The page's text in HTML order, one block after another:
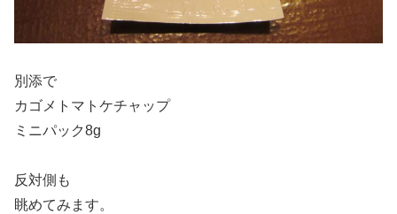
別添で
カゴメトマトケチャップ
ミニパック8g
反対側も
眺めてみます。